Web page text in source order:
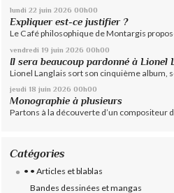
lundi 22 juin 2026 00h00
Expliquer est-ce justifier ?
Le Café philosophique de Montargis
vendredi 19 juin 2026 00h00
Il sera beaucoup pardonné à Lionel
Lionel Langlais sort son cinquième album,
jeudi 18 juin 2026 00h00
Monographie à plusieurs
Partons à la découverte d’un compositeur
Catégories
• • Articles et blablas
Bandes dessinées et mangas